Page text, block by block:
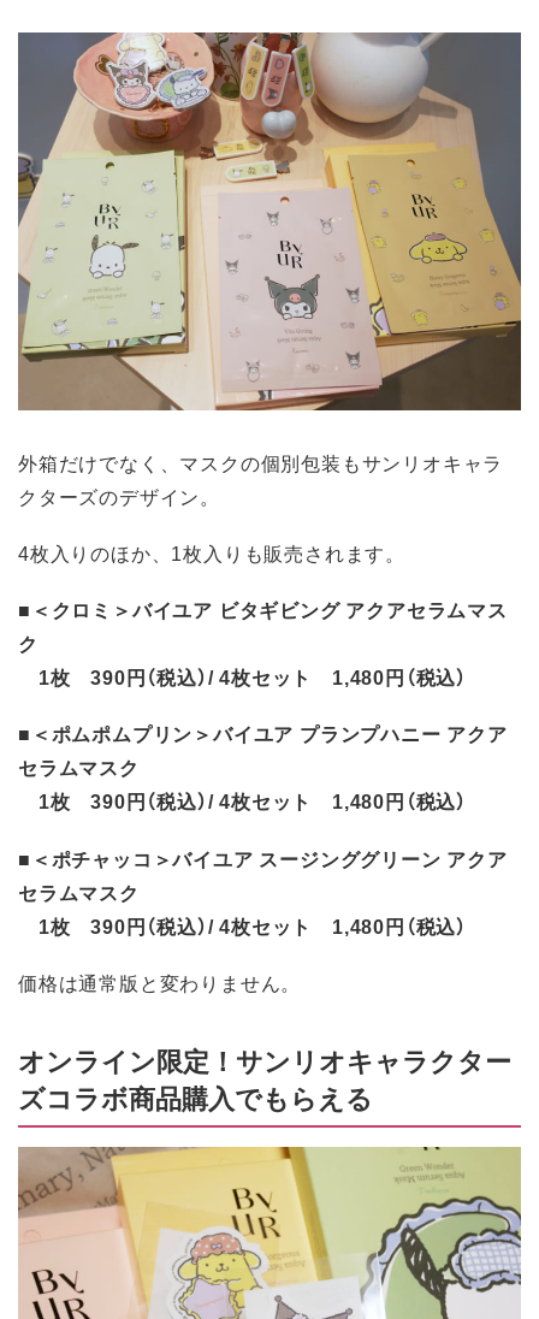
外箱だけでなく、マスクの個別包装もサンリオキャラ
クターズのデザイン。
4枚入りのほか、1枚入りも販売されます。
■＜クロミ＞バイユア ビタギビング アクアセラムマス
ク
1枚 390円（税込）/ 4枚セット 1,480円（税込）
■＜ポムポムプリン＞バイユア プランプハニー アクア
セラムマスク
1枚 390円（税込）/ 4枚セット 1,480円（税込）
■＜ポチャッコ＞バイユア スージンググリーン アクア
セラムマスク
1枚 390円（税込）/ 4枚セット 1,480円（税込）
価格は通常版と変わりません。
オンライン限定！サンリオキャラクター
ズコラボ商品購入でもらえる